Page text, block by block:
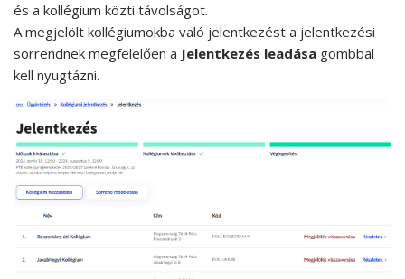
és a kollégium közti távolságot.
A megjelölt kollégiumokba való jelentkezést a jelentkezési
sorrendnek megfelelően a Jelentkezés leadása gombbal
kell nyugtázni.